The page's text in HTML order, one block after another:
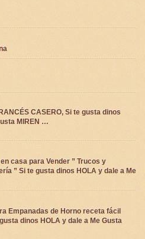
CASERO, Si te gusta dinos
MIREN …
casa para Vender ” Trucos y
” Si te gusta dinos HOLA y dale a Me
Empanadas de Horno receta fácil
dinos HOLA y dale a Me Gusta